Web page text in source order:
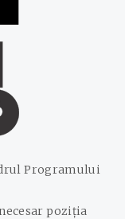
Programului
poziția